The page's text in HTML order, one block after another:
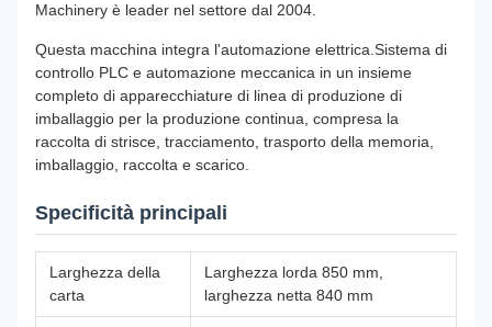
Machinery è leader nel settore dal 2004.
Questa macchina integra l'automazione elettrica.Sistema di
controllo PLC e automazione meccanica in un insieme
completo di apparecchiature di linea di produzione di
imballaggio per la produzione continua, compresa la
raccolta di strisce, tracciamento, trasporto della memoria,
imballaggio, raccolta e scarico.
Specificità principali
Larghezza della
carta
Larghezza lorda 850 mm,
larghezza netta 840 mm